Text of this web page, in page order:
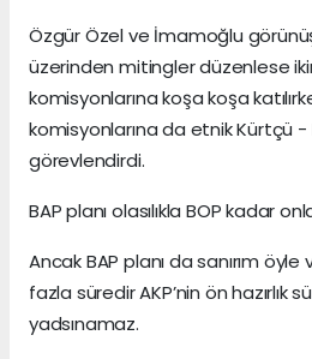
Özgür Özel ve İmamoğlu
üzerinden mitingler düzenlese
komisyonlarına koşa koşa
komisyonlarına da etnik Kürtçü -
görevlendirdi.
BAP planı olasılıkla BOP kadar
Ancak BAP planı da sanırım
fazla süredir AKP’nin ön
yadsınamaz.